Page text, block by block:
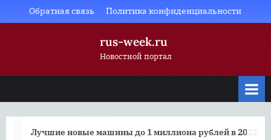
to
Обратная связь Политика конфиденциальности
rus-week.ru
Новостной портал
Лучшие новые машины до 1 миллиона рублей в 2022